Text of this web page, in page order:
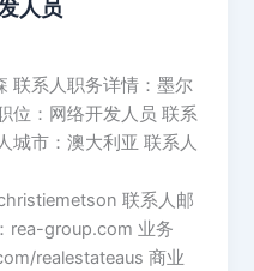
人员
联系人职务详情：墨尔
位：网络开发人员 联系
城市：澳大利亚 联系人
联系人邮
rea-group.com 业务
realestateaus 商业